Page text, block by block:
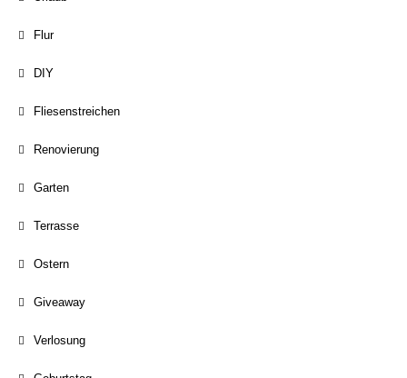
Flur
DIY
Fliesenstreichen
Renovierung
Garten
Terrasse
Ostern
Giveaway
Verlosung